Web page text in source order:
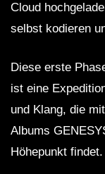
Cloud
selbst kodieren
Diese erste
ist eine
und Klang, die
Albums
Höhepunkt findet.